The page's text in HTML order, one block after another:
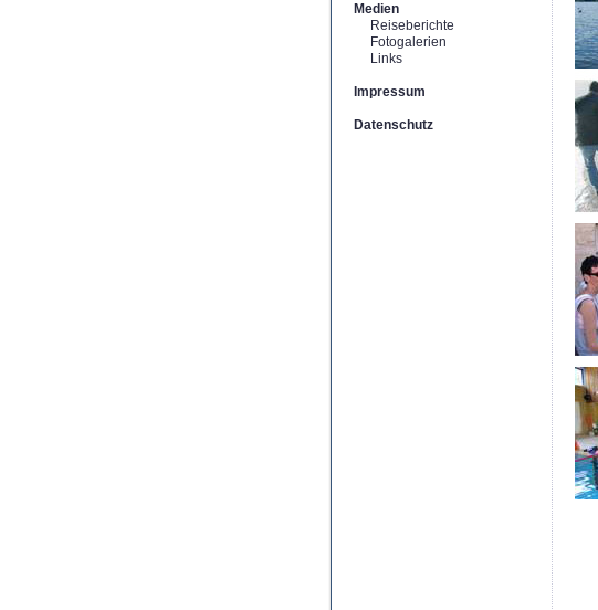
Medien
Reiseberichte
Fotogalerien
Links
Impressum
Datenschutz